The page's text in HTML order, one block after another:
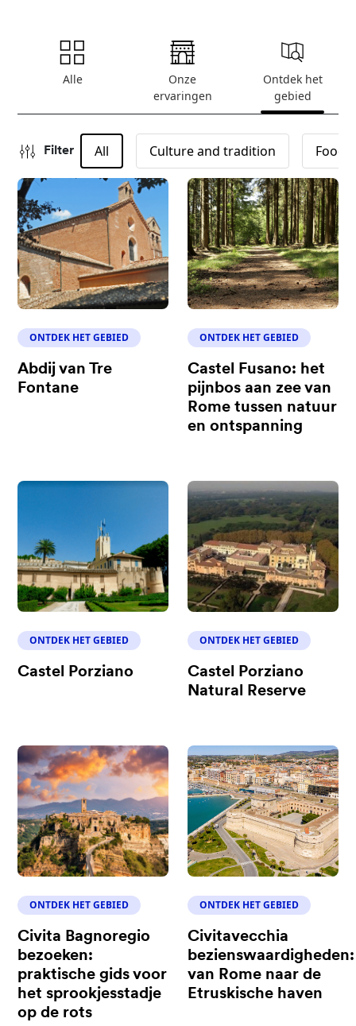
Alle
Onze
ervaringen
Ontdek het
gebied
Filter All Culture and tradition Food
ONTDEK HET GEBIED
Abdij van Tre
Fontane
ONTDEK HET GEBIED
Castel Fusano: het
pijnbos aan zee van
Rome tussen natuur
en ontspanning
ONTDEK HET GEBIED
Castel Porziano
ONTDEK HET GEBIED
Castel Porziano
Natural Reserve
ONTDEK HET GEBIED
Civita Bagnoregio
bezoeken:
praktische gids voor
het sprookjesstadje
op de rots
ONTDEK HET GEBIED
Civitavecchia
bezienswaardigheden:
van Rome naar de
Etruskische haven